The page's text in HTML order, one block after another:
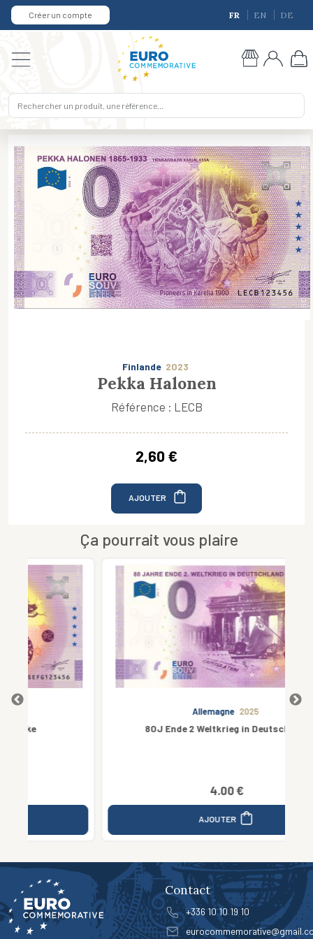
Créer un compte FR EN DE
Finlande 2023
Pekka Halonen
Référence : LECB
2,60 €
AJOUTER
Ça pourrait vous plaire
2025
80J Ende 2 Weltkrieg in Deutschland
Contact
+336 10 10 19 10